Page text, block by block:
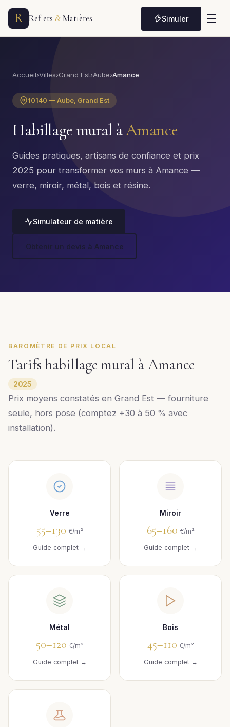
R Reflets &Matières Simuler
Accueil›Villes›Grand Est›Aube›Amance
10140 — Aube, Grand Est
Habillage mural àAmance
Guides pratiques, artisans de confiance et prix
2025 pour transformer vos murs à Amance —
verre, miroir, métal, bois et résine.
Simulateur de matière
Obtenir un devis à Amance
BAROMÈTRE DE PRIX LOCAL
Tarifs habillage mural à Amance
2025
Prix moyens constatés en Grand Est — fourniture
seule, hors pose (comptez +30 à 50 % avec
installation).
Verre
55–130 €/m²
Guide complet →
Miroir
65–160 €/m²
Guide complet →
Métal
50–120 €/m²
Guide complet →
Bois
45–110 €/m²
Guide complet →